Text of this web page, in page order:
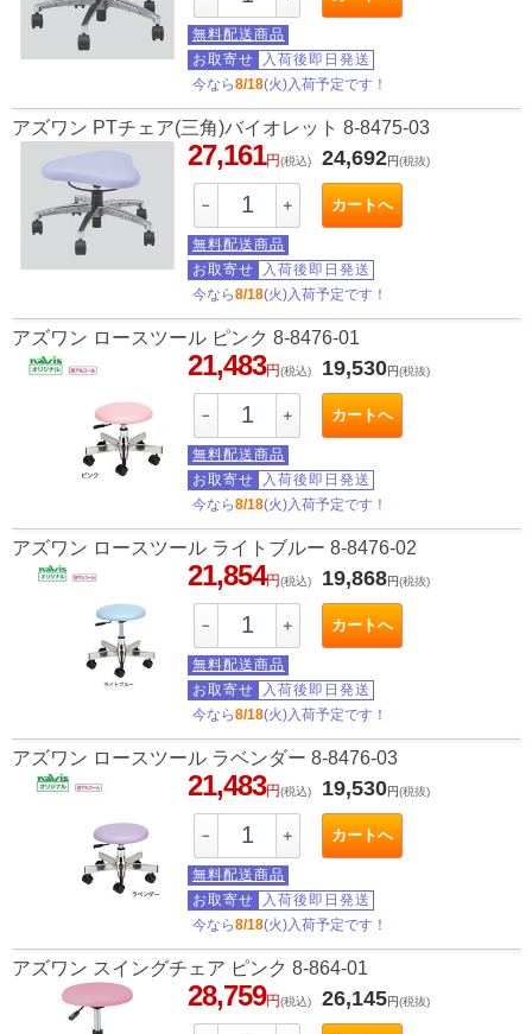
無料配送商品
お取寄せ
入荷後即日発送
今なら8/18(火)入荷予定です！
アズワン PTチェア(三角)バイオレット 8-8475-03
27,161円(税込) 24,692円(税抜)
－ ＋ カートへ
無料配送商品
お取寄せ
入荷後即日発送
今なら8/18(火)入荷予定です！
アズワン ロースツール ピンク 8-8476-01
21,483円(税込) 19,530円(税抜)
－ ＋ カートへ
無料配送商品
お取寄せ
入荷後即日発送
今なら8/18(火)入荷予定です！
アズワン ロースツール ライトブルー 8-8476-02
21,854円(税込) 19,868円(税抜)
－ ＋ カートへ
無料配送商品
お取寄せ
入荷後即日発送
今なら8/18(火)入荷予定です！
アズワン ロースツール ラベンダー 8-8476-03
21,483円(税込) 19,530円(税抜)
－ ＋ カートへ
無料配送商品
お取寄せ
入荷後即日発送
今なら8/18(火)入荷予定です！
アズワン スイングチェア ピンク 8-864-01
28,759円(税込) 26,145円(税抜)